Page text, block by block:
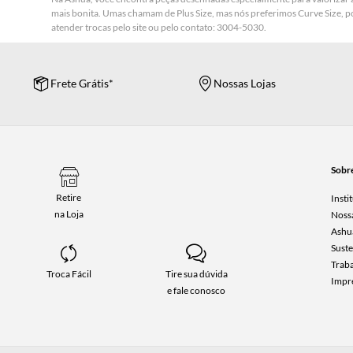
mais bonita. Umas chamam de Plus Size, mas nós preferimos Curve
atender trocas pelo site ou pelo contato: 3004-5030.
Frete Grátis* Nossas Lojas
Retire
na Loja
Troca Fácil
Tire sua dúvida
e fale conosco